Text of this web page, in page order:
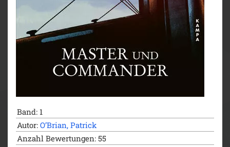
Band: 1
Autor: O’Brian, Patrick
Anzahl Bewertungen: 55